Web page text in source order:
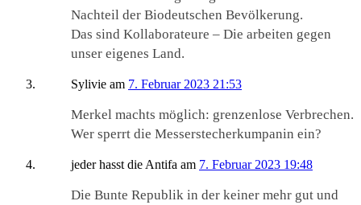
Nachteil der Biodeutschen Bevölkerung.
Das sind Kollaborateure – Die arbeiten gegen
unser eigenes Land.
Sylivie am 7. Februar 2023 21:53
Merkel machts möglich: grenzenlose Verbrechen.
Wer sperrt die Messerstecherkumpanin ein?
jeder hasst die Antifa am 7. Februar 2023 19:48
Die Bunte Republik in der keiner mehr gut und